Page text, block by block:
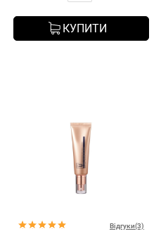
КУПИТИ
Відгуки(3)